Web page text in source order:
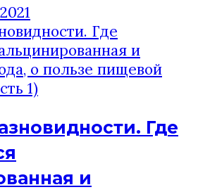
Где
и